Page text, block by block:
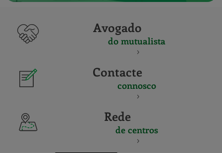
Avogado
do mutualista
Contacte
connosco
Rede
de centros